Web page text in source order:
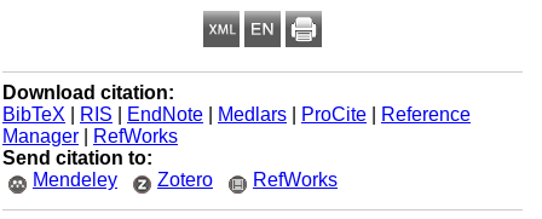
Download citation:
BibTeX
| RIS |EndNote |Medlars |ProCite |Reference
Manager
|RefWorks
Send citation to:
Mendeley
Zotero RefWorks